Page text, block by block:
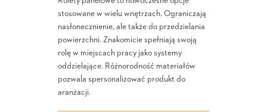
stosowane w wielu wnętrzach. Ograniczają
nasłonecznienie, ale także do przedzielania
powierzchni. Znakomicie spełniają swoją
rolę w miejscach pracy jako systemy
oddzielające. Różnorodność materiałów
pozwala spersonalizować produkt do
aranżacji.